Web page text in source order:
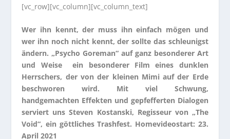
[vc_row][vc_column][vc_column_text]
Wer ihn kennt, der muss ihn einfach mögen und
wer ihn noch nicht kennt, der sollte das schleunigst
ändern. „Psycho Goreman“ auf ganz besonderer Art
und Weise ein besonderer Film eines dunklen
Herrschers, der von der kleinen Mimi auf der Erde
beschworen wird. Mit viel Schwung,
handgemachten Effekten und gepfefferten Dialogen
serviert uns Steven Kostanski, Regisseur von „The
Void“, ein göttliches Trashfest. Homevideostart: 23.
April 2021